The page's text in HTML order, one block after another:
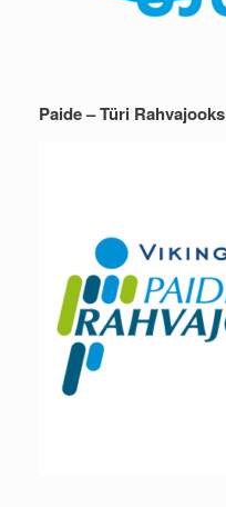
Paide – Türi Rahvajooks